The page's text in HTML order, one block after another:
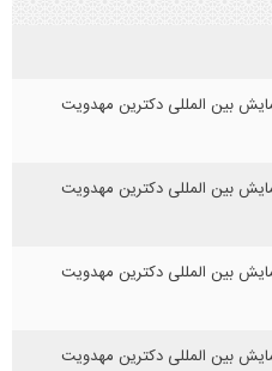
بین المللی دکترین مهدویت
بین المللی دکترین مهدویت
بین المللی دکترین مهدویت
بین المللی دکترین مهدویت